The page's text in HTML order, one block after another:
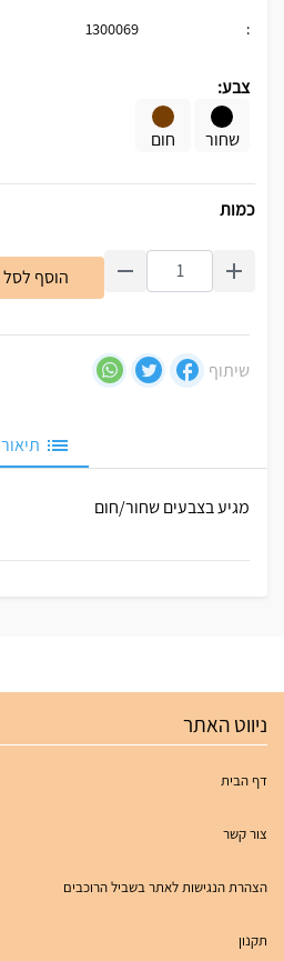
:
1300069
צבע:
שחור חום
כמות
הוסף לסל
שיתוף
תיאור
מגיע בצבעים שחור/חום
ניווט האתר
דף הבית
צור קשר
הצהרת הנגישות לאתר בשביל הרוכבים
תקנון